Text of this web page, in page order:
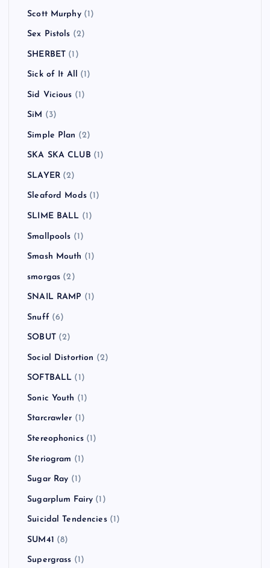
Scott Murphy(1)
Sex Pistols (2)
SHERBET (1)
Sick of It All (1)
Sid Vicious (1)
SiM (3)
Simple Plan (2)
SKA SKA CLUB (1)
SLAYER(2)
Sleaford Mods(1)
SLIME BALL (1)
Smallpools (1)
Smash Mouth (1)
smorgas (2)
SNAIL RAMP (1)
Snuff (6)
SOBUT(2)
Social Distortion (2)
SOFTBALL (1)
Sonic Youth (1)
Starcrawler (1)
Stereophonics(1)
Steriogram (1)
Sugar Ray (1)
Sugarplum Fairy (1)
Suicidal Tendencies(1)
SUM41 (8)
Supergrass (1)